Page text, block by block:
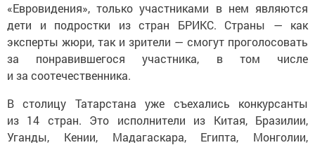
«Евровидения», только участниками в нем являются
дети и подростки из стран БРИКС. Страны — как
эксперты жюри, так и зрители — смогут проголосовать
за понравившегося участника, в том числе
и за соотечественника.
В столицу Татарстана уже съехались конкурсанты
из 14 стран. Это исполнители из Китая, Бразилии,
Уганды, Кении, Мадагаскара, Египта, Монголии,